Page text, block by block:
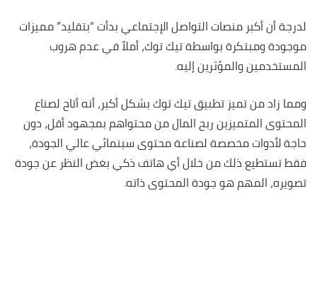
لدرجة أن أكبر منصات التواصل الإجتماعي بدأت “بتقليد” مميزات
موجودة ومبتكرة بواسطة تيك توك، أملاً في عدم هروب
المستخدمين والمؤثرين إليه.
ومما زاد من تميز تطبيق تيك توك بشكل أكبر، أنه أتاح لصناع
المحتوى المتميزين ربح المال من محتواهم بمجهود أقل، دون
حاجة لأدوات مخصصة لصناعة محتوى سينمائي عالي الجودة،
فقط تستطيع ذلك من خلال أي هاتف ذكي بغض النظر عن جودة
تصويره، المهم هو جودة المحتوى ذاته.